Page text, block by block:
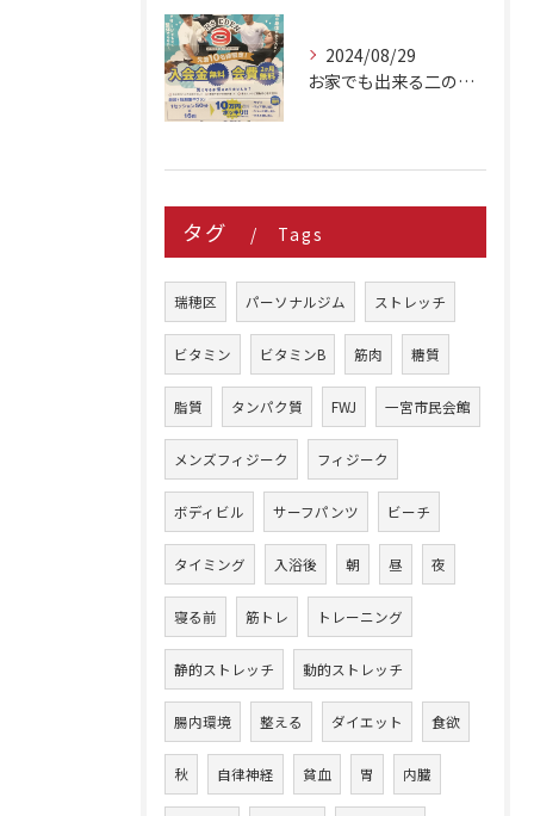
2024/08/29
お家でも出来る二の腕シェイプアップ種目 3選
タグ Tags
瑞穂区 パーソナルジム ストレッチ
ビタミン ビタミンB 筋肉 糖質
脂質 タンパク質 FWJ 一宮市民会館
メンズフィジーク フィジーク
ボディビル サーフパンツ ビーチ
タイミング 入浴後 朝 昼 夜
寝る前 筋トレ トレーニング
静的ストレッチ 動的ストレッチ
腸内環境 整える ダイエット 食欲
秋 自律神経 貧血 胃 内臓